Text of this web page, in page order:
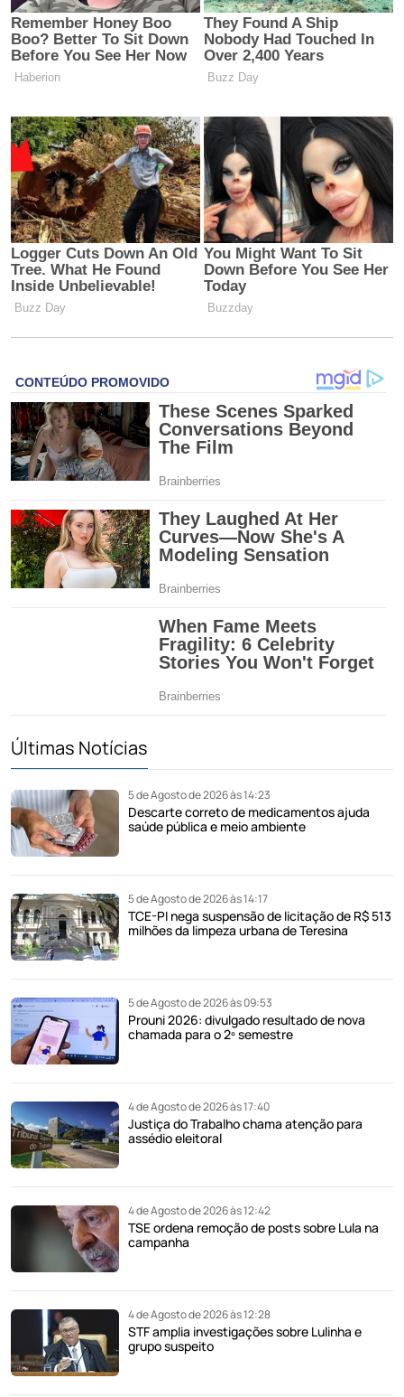
Últimas Notícias
5 de Agosto de 2026 às 14:23
Descarte correto de medicamentos ajuda
saúde pública e meio ambiente
5 de Agosto de 2026 às 14:17
TCE-PI nega suspensão de licitação de R$ 513
milhões da limpeza urbana de Teresina
5 de Agosto de 2026 às 09:53
Prouni 2026: divulgado resultado de nova
chamada para o 2º semestre
4 de Agosto de 2026 às 17:40
Justiça do Trabalho chama atenção para
assédio eleitoral
4 de Agosto de 2026 às 12:42
TSE ordena remoção de posts sobre Lula na
campanha
4 de Agosto de 2026 às 12:28
STF amplia investigações sobre Lulinha e
grupo suspeito